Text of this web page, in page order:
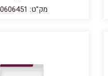
מק"ט: 40606451